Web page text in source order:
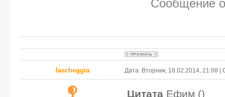
Сообщение
lascheggia Дата: Вторник, 18.02.2014, 21:08
Цитата Ефим ()